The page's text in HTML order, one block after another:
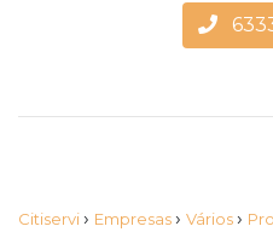
Citiservi › Empresas › Vários ›